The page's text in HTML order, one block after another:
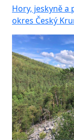
Hory, jeskyně
okres Český